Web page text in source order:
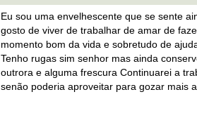
Eu sou uma envelhescente que se sente
gosto de viver de trabalhar de amar de
momento bom da vida e sobretudo de
Tenho rugas sim senhor mas ainda
outrora e alguma frescura Continuarei a
senão poderia aproveitar para gozar mais